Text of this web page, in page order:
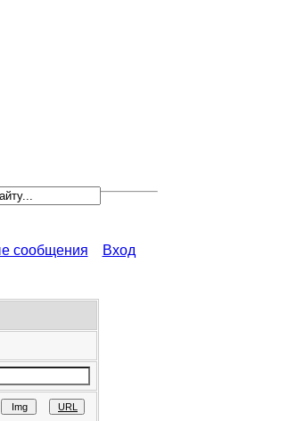
сообщения Вход